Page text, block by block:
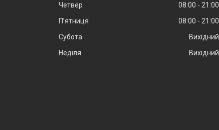
Четвер
08:00
21:00
Пʼятниця
08:00
21:00
Субота
Вихідний
Неділя
Вихідний